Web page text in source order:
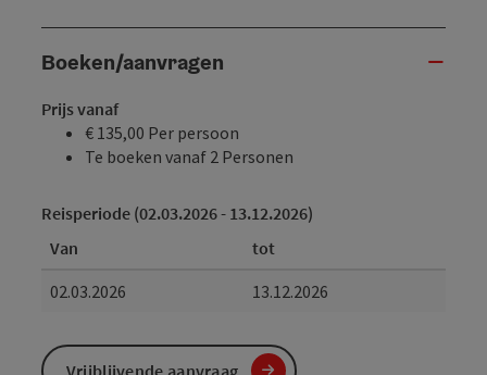
Boeken/aanvragen
Prijs vanaf
€ 135,00 Per persoon
Te boeken vanaf 2 Personen
Reisperiode (02.03.2026 - 13.12.2026)
Van
tot
02.03.2026
13.12.2026